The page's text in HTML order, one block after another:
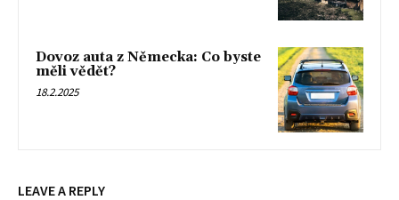
Dovoz auta z Německa: Co byste
měli vědět?
18.2.2025
LEAVE A REPLY